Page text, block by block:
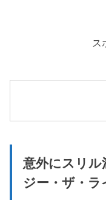
ス
意外にスリル
ジー・ザ・ラ